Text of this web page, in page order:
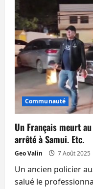
protection
sociale
des
Français
de
l’étranger,
la
CFE
et
les
conseillers
consulaires
Communauté
Un Français meurt
arrêté à Samui. Etc.
Geo Valin 7 Août 2025
Un ancien policier
salué le